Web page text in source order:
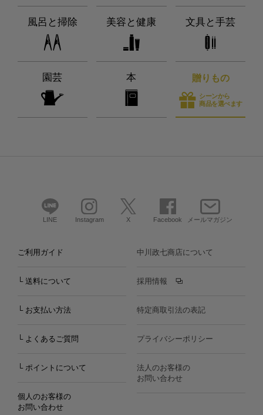
風呂と掃除 美容と健康 文具と手芸
園芸 本 贈りもの
シーンから
商品を選べます
LINE Instagram X Facebook メールマガジン
ご利用ガイド
└ 送料について
└ お支払い方法
└ よくあるご質問
└ ポイントについて
個人のお客様の
お問い合わせ
中川政七商店について
採用情報
特定商取引法の表記
プライバシーポリシー
法人のお客様の
お問い合わせ